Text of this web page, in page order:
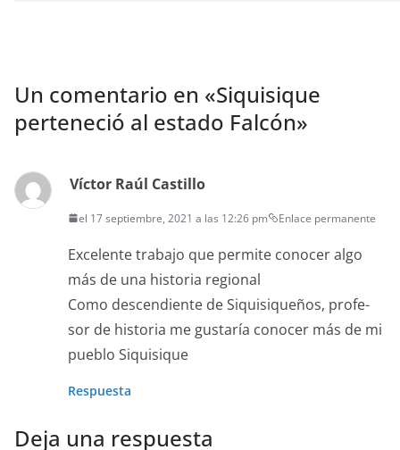
Un comentario en «Siquisique
perteneció al estado Falcón»
Víctor Raúl Castillo
el 17 septiembre, 2021 a las 12:26 pm Enlace permanente
Exce­lente tra­ba­jo que per­mite cono­cer algo
más de una his­to­ria regional
Como descen­di­ente de Siquisiqueños, pro­fe­
sor de his­to­ria me gus­taría cono­cer más de mi
pueblo Siquisique
Respuesta
Deja una respuesta